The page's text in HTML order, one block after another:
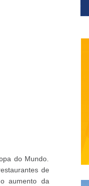
do Mundo.
de
aumento da